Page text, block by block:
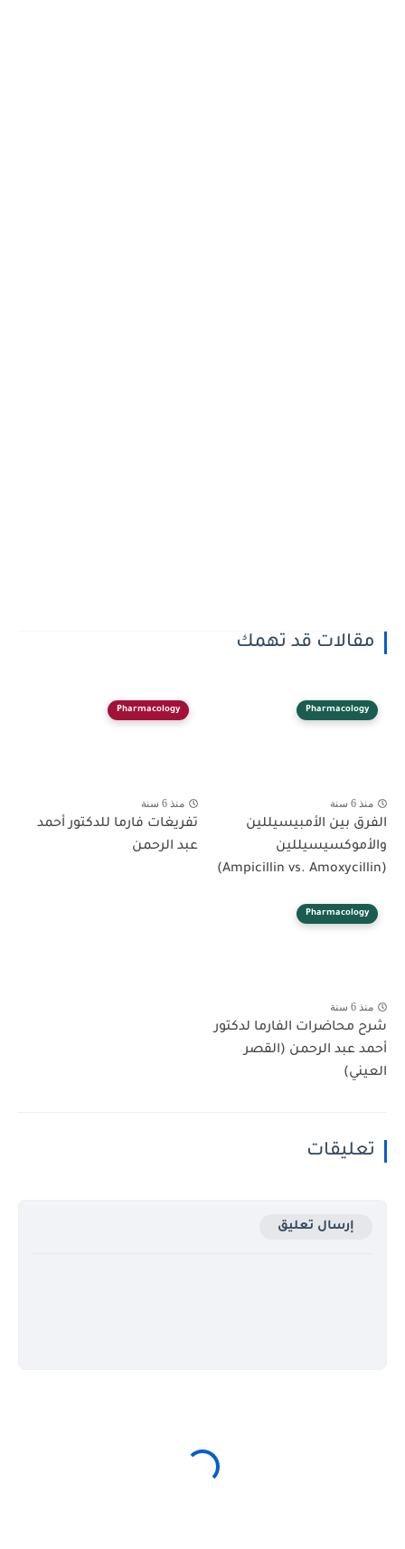
مقالات قد تهمك
Pharmacology
منذ 6 سنة
الفرق بين الأمبيسيللين
والأموكسيسيللين
(Ampicillin vs. Amoxycillin)
Pharmacology
منذ 6 سنة
تفريغات فارما للدكتور أحمد
عبد الرحمن
Pharmacology
منذ 6 سنة
شرح محاضرات الفارما لدكتور
أحمد عبد الرحمن (القصر
العيني)
تعليقات
إرسال تعليق